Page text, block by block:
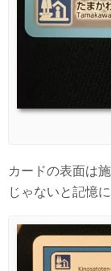
カードの表面は
じゃないと記憶